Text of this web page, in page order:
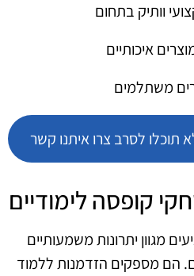
וותיק בתחום
איכותיים
משתלמים
לסרב צרו איתנו קשר
קופסה לימודיים
מגוון יתרונות משמעותיים
הם מספקים הזדמנות ללמוד